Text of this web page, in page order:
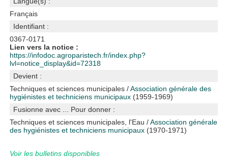
Français
Identifiant :
0367-0171
Lien vers la notice :
https://infodoc.agroparistech.fr/index.php?
lvl=notice_display&id=72318
Devient :
Techniques et sciences municipales /Association générale des
hygiénistes et techniciens municipaux (1959-1969)
Fusionne avec ... Pour donner :
Techniques et sciences municipales, l'Eau /Association générale
des hygiénistes et techniciens municipaux (1970-1971)
Voir les bulletins disponibles